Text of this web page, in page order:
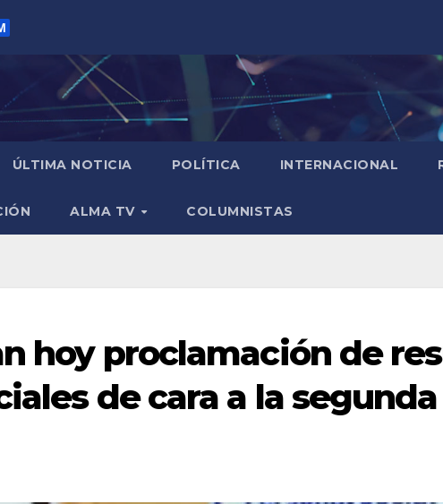
ÚLTIMA NOTICIA POLÍTICA INTERNACIONAL
ALMA TV COLUMNISTAS
hoy proclamación de
de cara a la